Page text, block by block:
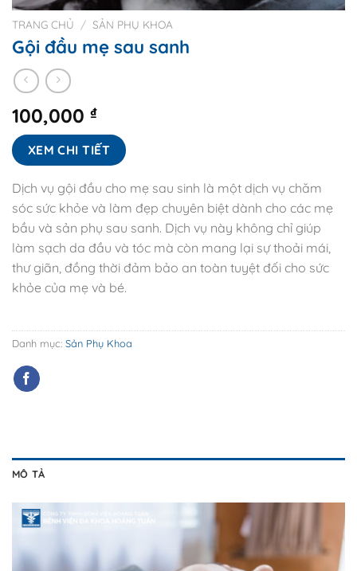
TRANG CHỦ / SẢN PHỤ KHOA
Gội đầu mẹ sau sanh
100,000 ₫
XEM CHI TIẾT
Dịch vụ gội đầu cho mẹ sau sinh là một dịch vụ chăm
sóc sức khỏe và làm đẹp chuyên biệt dành cho các mẹ
bầu và sản phụ sau sanh. Dịch vụ này không chỉ giúp
làm sạch da đầu và tóc mà còn mang lại sự thoải mái,
thư giãn, đồng thời đảm bảo an toàn tuyệt đối cho sức
khỏe của mẹ và bé.
Danh mục: Sản Phụ Khoa
MÔ TẢ